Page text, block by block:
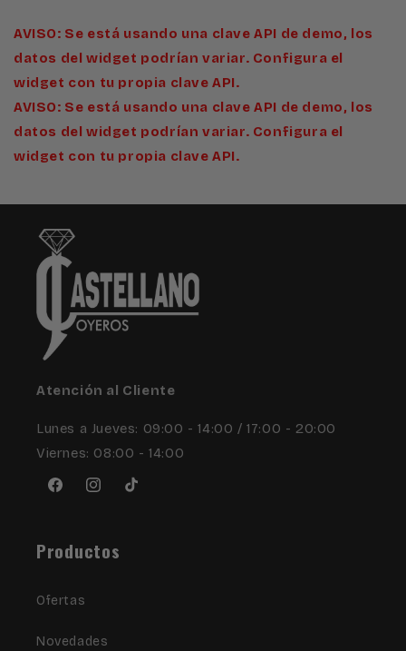
AVISO: Se está usando una clave API de demo, los
datos del widget podrían variar. Configura el
widget con tu propia clave API.
AVISO: Se está usando una clave API de demo, los
datos del widget podrían variar. Configura el
widget con tu propia clave API.
Atención al Cliente
Lunes a Jueves: 09:00 - 14:00 / 17:00 - 20:00
Viernes: 08:00 - 14:00
FacebookInstagram
TikTok
Productos
Ofertas
Novedades